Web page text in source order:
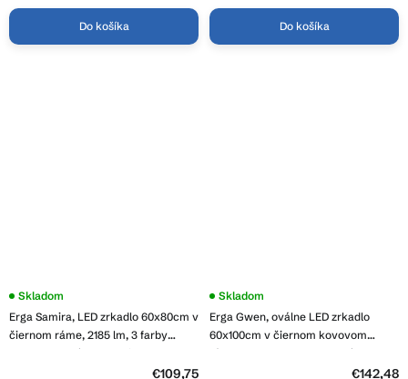
Do košíka Do košíka
Erga Samira, LED zrkadlo 60x80cm v
čiernom ráme, 2185 lm, 3 farby
svetla, predné osvetlenie, ERG-V01-
Skladom
€109,75
Erga Gwen, oválne LED zrkadlo
60x100cm v čiernom kovovom
ráme, 3 farby svetla, predné
osvetlenie, vyhrievacia podložka
Priemerné
produktu
je
4,3
Skladom
€142,48